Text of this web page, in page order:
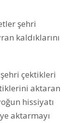
şehri
kaldıklarını
çektikleri
aktaran
hissiyatı
aktarmayı